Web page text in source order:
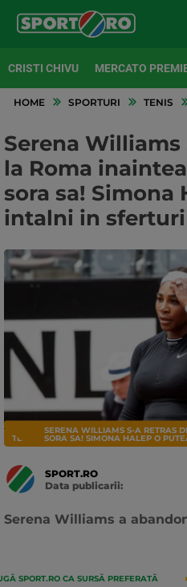
CRISTI CHIVU MERCATO
HOME SPORTURI TENIS
Serena Williams
la Roma
sora sa! Simona
intalni in sferturi
TENIS
SERENA WILLIAMS S-A RETRAS
SORA SA! SIMONA HALEP O
SPORT.RO
Data publicarii:
Serena Williams a
SPORT.RO CA SURSĂ PREFERATĂ